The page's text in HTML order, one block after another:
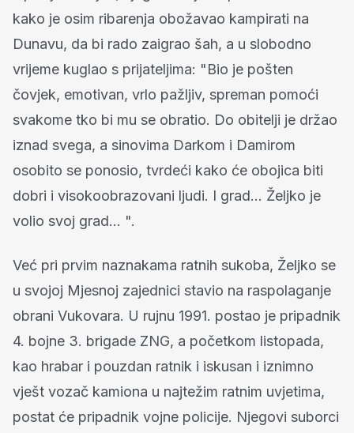
kako je osim ribarenja obožavao kampirati na
Dunavu, da bi rado zaigrao šah, a u slobodno
vrijeme kuglao s prijateljima: "Bio je pošten
čovjek, emotivan, vrlo pažljiv, spreman pomoći
svakome tko bi mu se obratio. Do obitelji je držao
iznad svega, a sinovima Darkom i Damirom
osobito se ponosio, tvrdeći kako će obojica biti
dobri i visokoobrazovani ljudi. I grad... Željko je
volio svoj grad... ".
Već pri prvim naznakama ratnih sukoba, Željko se
u svojoj Mjesnoj zajednici stavio na raspolaganje
obrani Vukovara. U rujnu 1991. postao je pripadnik
4. bojne 3. brigade ZNG, a početkom listopada,
kao hrabar i pouzdan ratnik i iskusan i iznimno
vješt vozač kamiona u najtežim ratnim uvjetima,
postat će pripadnik vojne policije. Njegovi suborci